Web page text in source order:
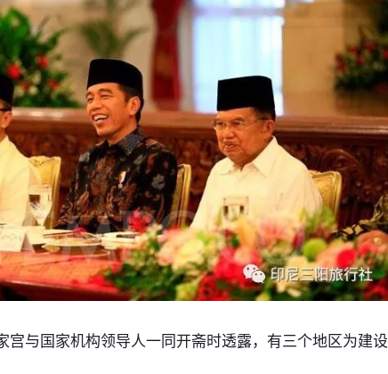
与国家机构领导人一同开斋时透露，有三个地区为建设